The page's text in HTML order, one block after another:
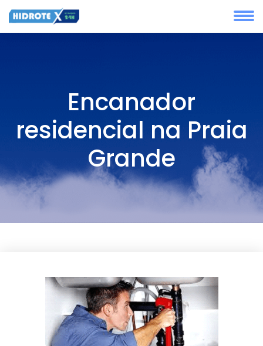
Encanador
residencial na Praia
Grande